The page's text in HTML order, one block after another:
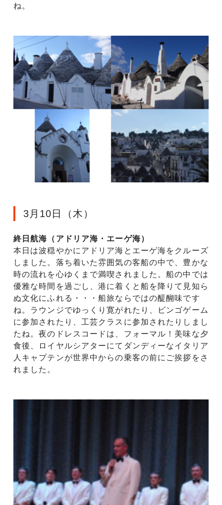
ね。
3月10日（木）
終日航海（アドリア海・エーゲ海）
本日は波穏やかにアドリア海とエーゲ海をクルーズ
しました。落ち着いた雰囲気の客船の中で、豊かな
時の流れを心ゆくまで満喫されました。船の中では
優雅な時間を過ごし、港に着くと船を降りて見知ら
ぬ文化にふれる・・・船旅ならではの醍醐味です
ね。ラウンジでゆっくり寛がれたり、ビンゴゲーム
に参加されたり、工芸クラスに参加されたりしまし
たね。夜のドレスコードは、フォーマル！美味な夕
食後、ロイヤルシアターにてダンディーなイタリア
人キャプテンが世界中からの乗客の前にご挨拶をさ
れました。